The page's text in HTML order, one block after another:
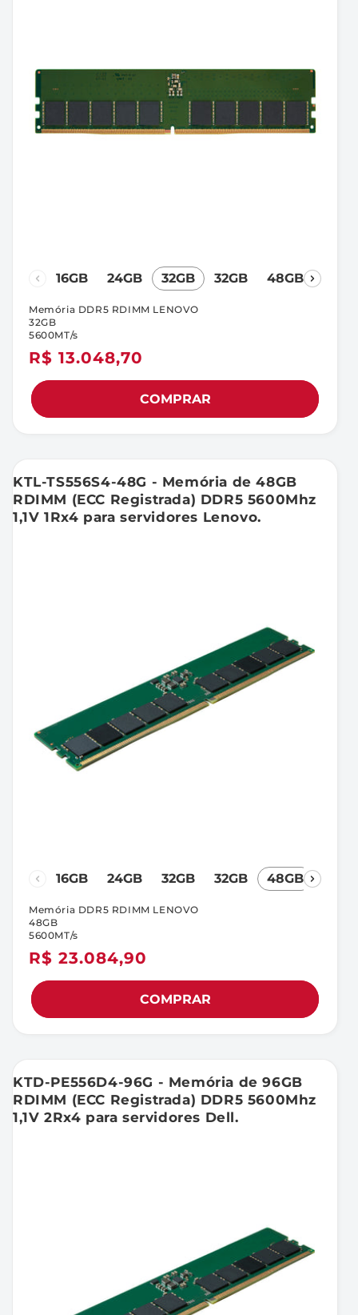
16GB 24GB 32GB 32GB 48GB
Preço
normal
R$ 13.048,70
Memória DDR5 RDIMM LENOVO
32GB
5600MT/s
COMPRAR
KTL-TS556S4-48G - Memória de 48GB
RDIMM (ECC Registrada) DDR5 5600Mhz
1,1V 1Rx4 para servidores Lenovo.
16GB 24GB 32GB 32GB 48GB
Preço
normal
R$ 23.084,90
Memória DDR5 RDIMM LENOVO
48GB
5600MT/s
COMPRAR
KTD-PE556D4-96G - Memória de 96GB
RDIMM (ECC Registrada) DDR5 5600Mhz
1,1V 2Rx4 para servidores Dell.